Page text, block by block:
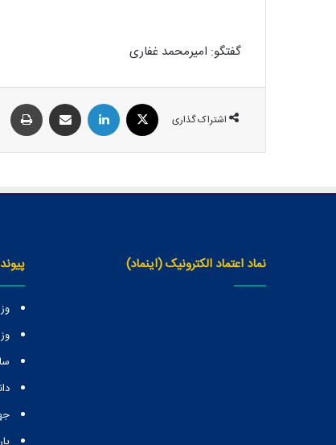
گفتگو: امیرمحمد غفاری
اشتراک گذاری
نماد اعتماد الکترونیک (اینماد)